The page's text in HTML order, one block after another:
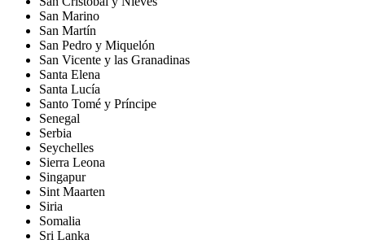
San Marino
San Martín
San Pedro y Miquelón
San Vicente y las Granadinas
Santa Elena
Santa Lucía
Santo Tomé y Príncipe
Senegal
Serbia
Seychelles
Sierra Leona
Singapur
Sint Maarten
Siria
Somalia
Sri Lanka